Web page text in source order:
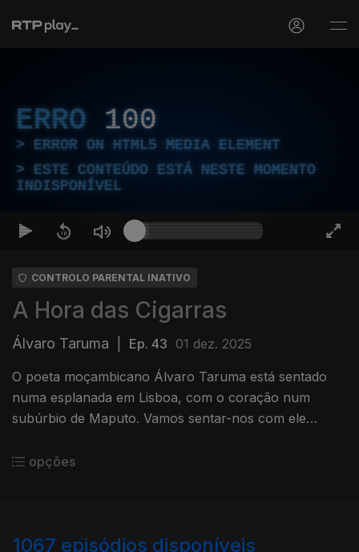
ERRO 100
ERROR ON HTML5 MEDIA ELEMENT
ESTE CONTEÚDO ESTÁ NESTE MOMENTO
INDISPONÍVEL
CONTROLO PARENTAL INATIVO
A Hora das Cigarras
Álvaro Taruma Ep. 43 01 dez. 2025
O poeta moçambicano Álvaro Taruma está sentado
numa esplanada em Lisboa, com o coração num
subúrbio de Maputo. Vamos sentar-nos com ele
opções
1067 episódios disponíveis